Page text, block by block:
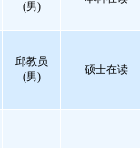
(男)
邱教员
(男)
硕士在读